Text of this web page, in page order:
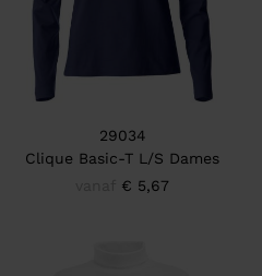
29034
Clique Basic-T L/S Dames
€ 5,67